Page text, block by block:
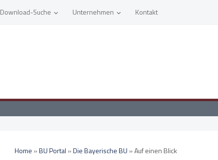
Download-Suche Unternehmen Kontakt
Home »BU Portal »Die Bayerische BU »Auf einen Blick